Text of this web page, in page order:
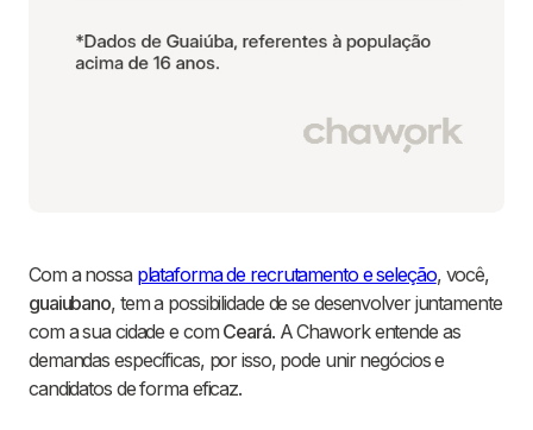
Com a nossa plataforma de recrutamento e seleção, você,
guaiubano, tem a possibilidade de se desenvolver juntamente
com a sua cidade e com Ceará. A Chawork entende as
demandas específicas, por isso, pode unir negócios e
candidatos de forma eficaz.